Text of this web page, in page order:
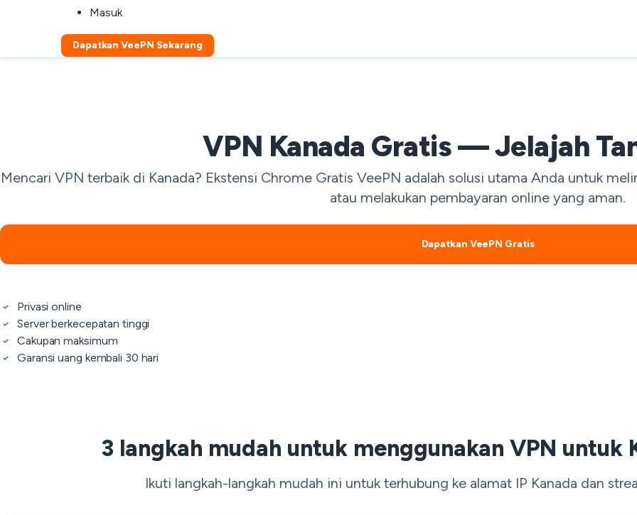
Masuk
Dapatkan VeePN Sekarang
VPN Kanada Gratis — Jelajah
Mencari VPN terbaik di Kanada? Ekstensi Chrome Gratis VeePN adalah solusi utama Anda untuk
atau melakukan pembayaran online yang aman.
Dapatkan VeePN Gratis
Privasi online
Server berkecepatan tinggi
Cakupan maksimum
Garansi uang kembali 30 hari
3 langkah mudah untuk menggunakan VPN untuk
Ikuti langkah-langkah mudah ini untuk terhubung ke alamat IP Kanada dan